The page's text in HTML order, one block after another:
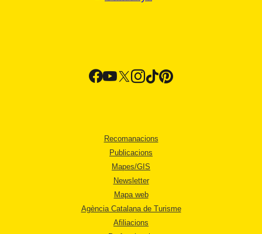
Recomanacions
Publicacions
Mapes/GIS
Newsletter
Mapa web
Agència Catalana de Turisme
Afiliacions